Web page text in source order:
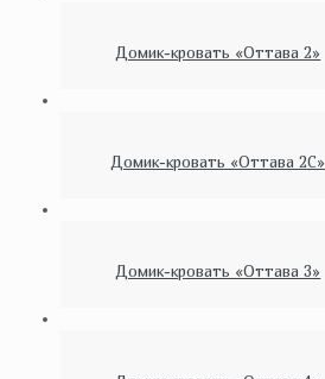
Домик-кровать «Оттава 2»
Домик-кровать «Оттава 2С»
Домик-кровать «Оттава 3»